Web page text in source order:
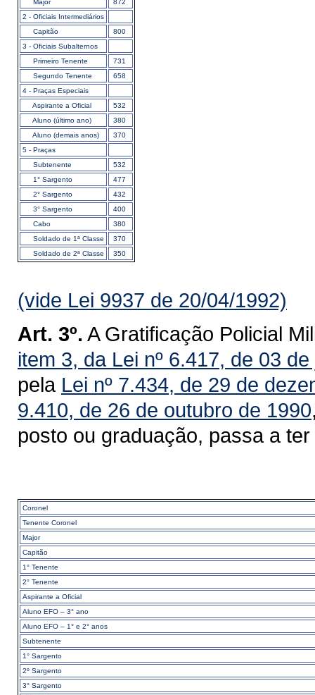
Major
872
2 - Oficiais Intermediários
Capitão
800
3 - Oficiais Subalternos
Primeiro Tenente
731
Segundo Tenente
658
4 - Praças Especiais
Aspirante a Oficial
532
Aluno (último ano)
380
Aluno (demais anos)
370
5 - Praças
Subtenente
532
1° Sargento
477
2° Sargento
432
3° Sargento
400
Cabo
380
Soldado de 1ª Classe
370
Soldado de 2ª Classe
350
(vide Lei 9937 de 20/04/1992)
Art. 3º. A Gratificação Policial
item 3, da Lei nº 6.417, de 03
pela Lei nº 7.434, de 29 de
9.410, de 26 de outubro de 1990
posto ou graduação, passa a
Coronel
Tenente Coronel
Major
Capitão
1° Tenente
2° Tenente
Aspirante a Oficial
Aluno EFO – 3° ano
Aluno EFO – 1° e 2° anos
Subtenente
1° Sargento
2º Sargento
3° Sargento